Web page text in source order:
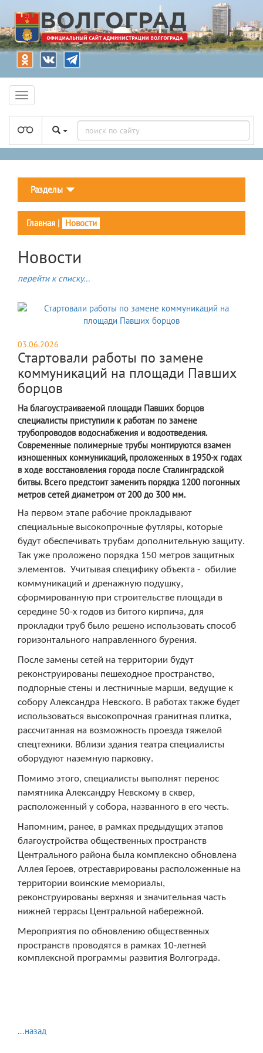
Разделы
Главная | Новости
Новости
перейти к списку...
03.06.2026
Стартовали работы по замене
коммуникаций на площади Павших
борцов
На благоустраиваемой площади Павших борцов
специалисты приступили к работам по замене
трубопроводов водоснабжения и водоотведения.
Современные полимерные трубы монтируются взамен
изношенных коммуникаций, проложенных в 1950-х годах
в ходе восстановления города после Сталинградской
битвы. Всего предстоит заменить порядка 1200 погонных
метров сетей диаметром от 200 до 300 мм.
На первом этапе рабочие прокладывают
специальные высокопрочные футляры, которые
будут обеспечивать трубам дополнительную защиту.
Так уже проложено порядка 150 метров защитных
элементов. Учитывая специфику объекта - обилие
коммуникаций и дренажную подушку,
сформированную при строительстве площади в
середине 50-х годов из битого кирпича, для
прокладки труб было решено использовать способ
горизонтального направленного бурения.
После замены сетей на территории будут
реконструированы пешеходное пространство,
подпорные стены и лестничные марши, ведущие к
собору Александра Невского. В работах также будет
использоваться высокопрочная гранитная плитка,
рассчитанная на возможность проезда тяжелой
спецтехники. Вблизи здания театра специалисты
оборудуют наземную парковку.
Помимо этого, специалисты выполнят перенос
памятника Александру Невскому в сквер,
расположенный у собора, названного в его честь.
Напомним, ранее, в рамках предыдущих этапов
благоустройства общественных пространств
Центрального района была комплексно обновлена
Аллея Героев, отреставрированы расположенные на
территории воинские мемориалы,
реконструированы верхняя и значительная часть
нижней террасы Центральной набережной.
Мероприятия по обновлению общественных
пространств проводятся в рамках 10-летней
комплексной программы развития Волгограда.
...назад